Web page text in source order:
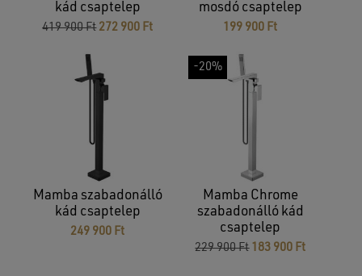
kád csaptelep
419 900Ft Original
419
900 Ft.
272 900 FtCurrent
mosdó csaptelep
199 900 Ft
Mamba szabadonálló
kád csaptelep
249 900 Ft
-20%
Mamba Chrome
szabadonálló kád
csaptelep
229 900Ft Original
183 900 FtCurrent